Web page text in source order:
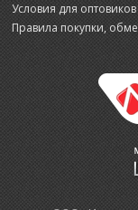
Условия для оптовиков
Правила покупки,